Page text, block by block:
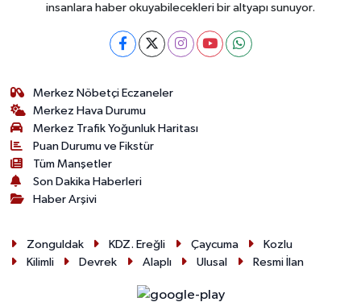
insanlara haber okuyabilecekleri bir altyapı sunuyor.
Merkez Nöbetçi Eczaneler
Merkez Hava Durumu
Merkez Trafik Yoğunluk Haritası
Puan Durumu ve Fikstür
Tüm Manşetler
Son Dakika Haberleri
Haber Arşivi
Zonguldak KDZ. Ereğli Çaycuma
Kozlu
Kilimli
Devrek Alaplı Ulusal Resmi İlan